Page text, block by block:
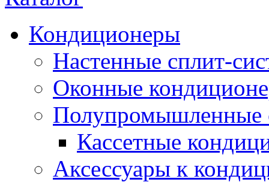
Кондиционеры
Настенные сплит-
Оконные
Полупромышленные
Кассетные
Аксессуары к